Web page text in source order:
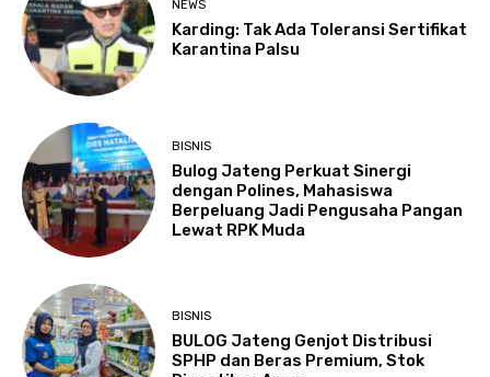
NEWS
Karding: Tak Ada Toleransi Sertifikat
Karantina Palsu
BISNIS
Bulog Jateng Perkuat Sinergi
dengan Polines, Mahasiswa
Berpeluang Jadi Pengusaha Pangan
Lewat RPK Muda
BISNIS
BULOG Jateng Genjot Distribusi
SPHP dan Beras Premium, Stok